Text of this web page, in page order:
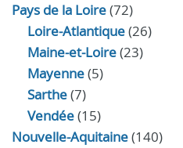
Pays de la Loire(72)
Loire-Atlantique(26)
Maine-et-Loire(23)
Mayenne(5)
Sarthe(7)
Vendée(15)
Nouvelle-Aquitaine(140)